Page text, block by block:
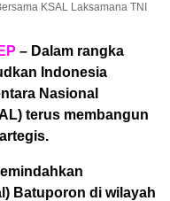
KSAL Laksamana TNI
– Dalam rangka
Indonesia
Nasional
terus membangun
Batuporon di wilayah